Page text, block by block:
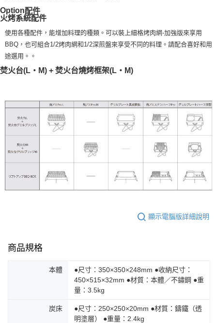
Option配件
火烤系統配件
使用各種配件，能增加料理的種類。可以裝上細格烤肉網-加強版來享用
BBQ，也可組合1/2烤肉網和1/2深煎盤來享受不同的料理。請配合喜好和用
途選用。。
焚火台(L‧M) + 焚火台燒烤框架(L‧M)
顯示電腦版詳細說明
商品規格
本體
●尺寸：350×350×248mm ●收納尺寸：
450×515×32mm ●材質：本體／不鏽鋼 ●重
量：3.5kg
炭床
●尺寸：250×250×20mm ●材質：鑄鐵（透
明塗層） ●重量：2.4kg